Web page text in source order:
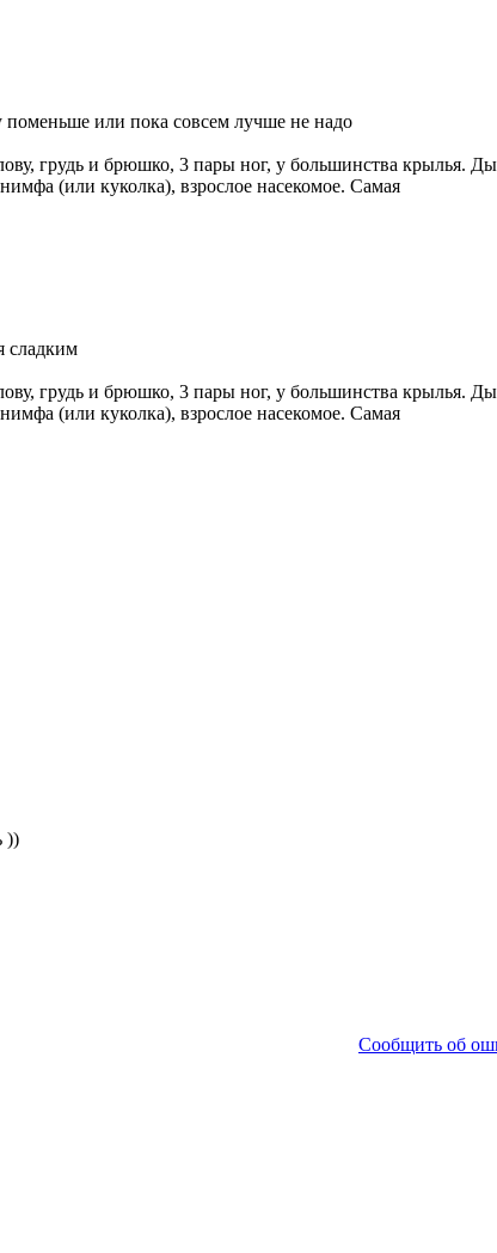
или пока совсем лучше не надо
грудь и брюшко, 3 пары ног, у большинства крылья.
(или куколка), взрослое насекомое. Самая
сладким
грудь и брюшко, 3 пары ног, у большинства крылья.
(или куколка), взрослое насекомое. Самая
))
Сообщить об